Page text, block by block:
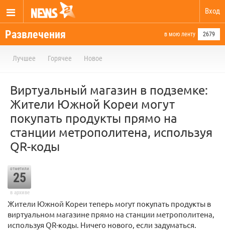
Вход
Развлечения в мою ленту 2679
Лучшее Горячее Новое
Виртуальный магазин в подземке:
Жители Южной Кореи могут
покупать продукты прямо на
станции метрополитена, используя
QR-коды
отметили
25
в архиве
Жители Южной Кореи теперь могут покупать продукты в
виртуальном магазине прямо на станции метрополитена,
используя QR-коды. Ничего нового, если задуматься.